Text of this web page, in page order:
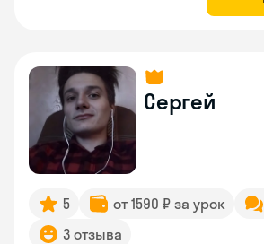
Сергей
5 от 1590 ₽ за урок
3 отзыва